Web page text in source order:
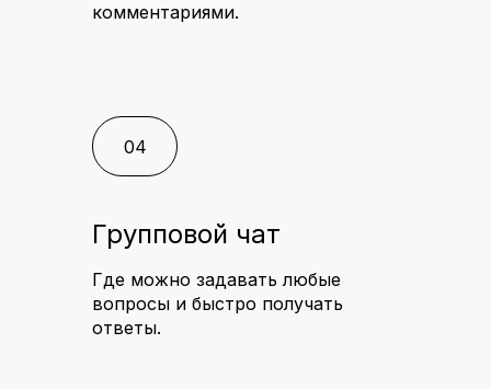
Групповой чат
комментариями.
Где можно задавать любые
вопросы и быстро получать
ответы.
04